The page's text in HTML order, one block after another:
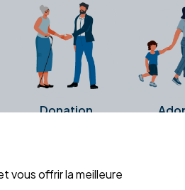
Donation
notarial. Ils n'ont ni été
vous offrir la meilleure